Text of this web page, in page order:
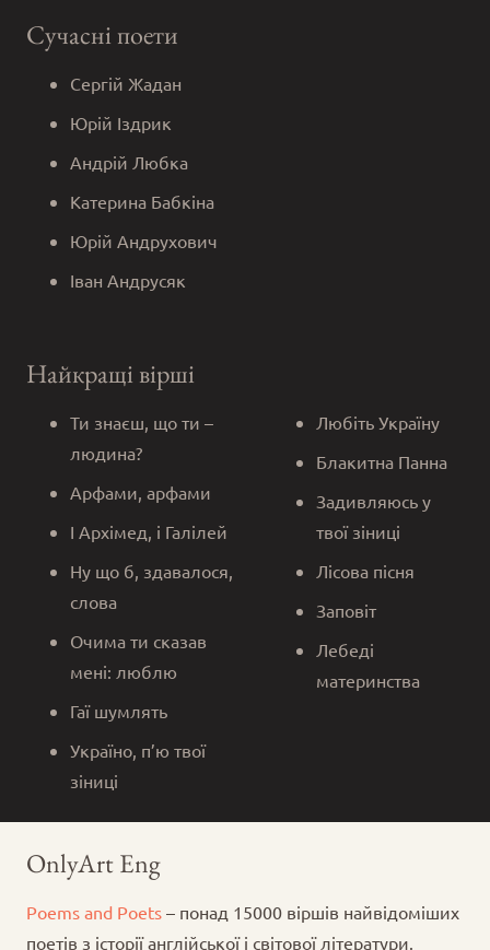
Сучасні поети
Сергій Жадан
Юрій Іздрик
Андрій Любка
Катерина Бабкіна
Юрій Андрухович
Іван Андрусяк
Найкращі вірші
Ти знаєш, що ти –
людина?
Арфами, арфами
І Архімед, і Галілей
Ну що б, здавалося,
слова
Очима ти сказав
мені: люблю
Гаї шумлять
Україно, п’ю твої
зіниці
Любіть Україну
Блакитна Панна
Задивляюсь у
твої зіниці
Лісова пісня
Заповіт
Лебеді
материнства
OnlyArt Eng
Poems and Poets – понад 15000 віршів найвідоміших
поетів з історії англійської і світової літератури.